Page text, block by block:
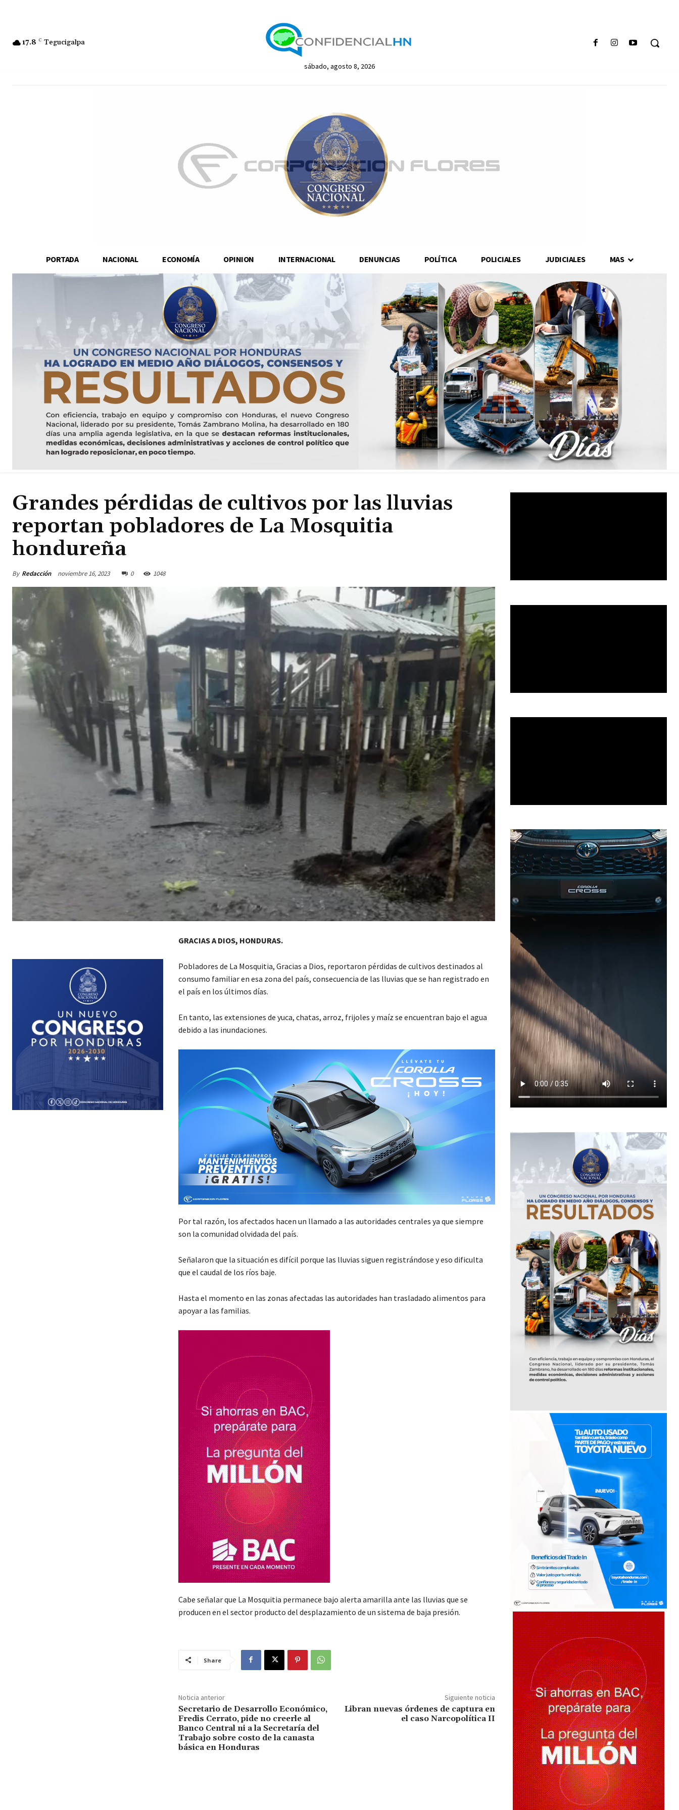
17.8 C Tegucigalpa
sábado, agosto 8, 2026
PORTADA NACIONAL ECONOMÍA OPINION INTERNACIONAL DENUNCIAS POLÍTICA POLICIALES JUDICIALES MAS
Grandes pérdidas de cultivos por las lluvias
reportan pobladores de La Mosquitia
hondureña
By Redacción noviembre 16, 2023 0 1048
GRACIAS A DIOS, HONDURAS.
Pobladores de La Mosquitia, Gracias a Dios, reportaron pérdidas de cultivos destinados al
consumo familiar en esa zona del país, consecuencia de las lluvias que se han registrado en
el país en los últimos días.
En tanto, las extensiones de yuca, chatas, arroz, frijoles y maíz se encuentran bajo el agua
debido a las inundaciones.
Por tal razón, los afectados hacen un llamado a las autoridades centrales ya que siempre
son la comunidad olvidada del país.
Señalaron que la situación es difícil porque las lluvias siguen registrándose y eso dificulta
que el caudal de los ríos baje.
Hasta el momento en las zonas afectadas las autoridades han trasladado alimentos para
apoyar a las familias.
Cabe señalar que La Mosquitia permanece bajo alerta amarilla ante las lluvias que se
producen en el sector producto del desplazamiento de un sistema de baja presión.
Share
Noticia anterior
Secretario de Desarrollo Económico,
Fredis Cerrato, pide no creerle al
Banco Central ni a la Secretaría del
Trabajo sobre costo de la canasta
básica en Honduras
Siguiente noticia
Libran nuevas órdenes de captura en
el caso Narcopolítica II